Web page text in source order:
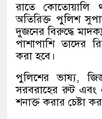
রাতে কোতোয়ালি
অতিরিক্ত পুলিশ
দুজনের বিরুদ্ধে
পাশাপাশি তাদের
করা হবে।
পুলিশের ভাষ্য,
সরবরাহের রুট এবং
শনাক্ত করার চেষ্টা